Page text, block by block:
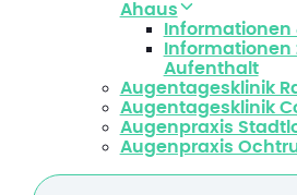
Ahaus
Informationen
Aufenthalt
Augentagesklinik
Augentagesklinik
Augenpraxis
Augenpraxis